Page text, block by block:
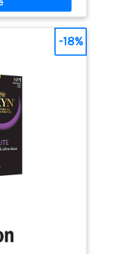
Essential ont un
plus de confort;
les préservatifs
oraux et anaux
grâce à son
et de son
- 100% de nos
pour
Durex
dans la
Durex est la
dans le monde
-18%